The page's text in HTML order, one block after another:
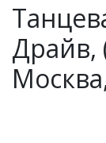
Драйв,